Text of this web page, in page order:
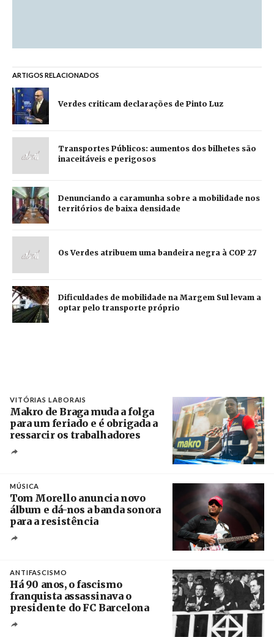
ARTIGOS RELACIONADOS
Verdes criticam declarações de Pinto Luz
Transportes Públicos: aumentos dos bilhetes são
inaceitáveis e perigosos
Denunciando a caramunha sobre a mobilidade nos
territórios de baixa densidade
Os Verdes atribuem uma bandeira negra à COP 27
Dificuldades de mobilidade na Margem Sul levam a
optar pelo transporte próprio
VITÓRIAS LABORAIS
Makro de Braga muda a folga
para um feriado e é obrigada a
ressarcir os trabalhadores
MÚSICA
Tom Morello anuncia novo
álbum e dá-nos a banda sonora
para a resistência
ANTIFASCISMO
Há 90 anos, o fascismo
franquista assassinava o
presidente do FC Barcelona